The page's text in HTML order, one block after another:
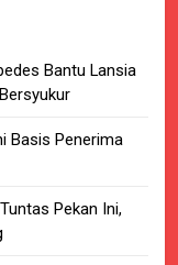
Bantu Lansia
Basis Penerima
Pekan Ini,